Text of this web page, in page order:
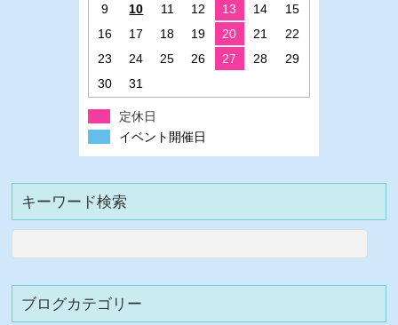
9
10 11 12 13 14
15
16
17 18 19 20 21
22
23
24 25 26 27 28
29
30
31
定休日
イベント開催日
キーワード検索
ブログカテゴリー